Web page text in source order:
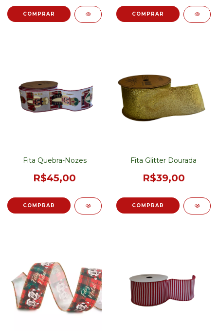
Fita Quebra-Nozes
R$45,00
Fita Glitter Dourada
R$39,00